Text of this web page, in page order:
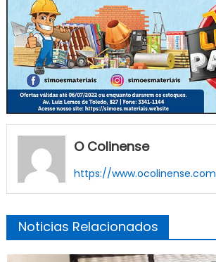
O Colinense
https://
Noticias Relacionados